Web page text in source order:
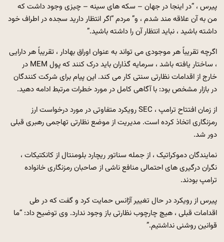
پیرس ، “در اینجا در جهان – سکه های سینه – چیزی وجود داشت که
من به آن علاقه مند شدم ، و” مردم “اگر انتظار دارید سجده در اطراف خود
داشته باشید ، نباید انتظار آن را داشته باشید.”
اگرچه تقریباً هر موجودی می تواند به عنوان اوراق بهادار ، تقریباً هر دارایی
، ساختار یافته باشد ، سرمایه گذاران باید درک کنند که پول MEM در
خارج از اقدامات نظارتی سنتی کار می کند. این پیام برای شرکت کنندگان
در بازار مشخص بود: با آگاهی کامل در مورد خطرات مرتبط ادامه دهید.
از زمان افتتاح ترامپ ، SEC رویکرد متفاوتی در مورد درخواست ارز
رمزنگاری اتخاذ کرده است. مدیریت از موضع نظارتی تهاجمی رهبری قبلی
دور شد.
نمایندگان دموکراتیک ، از جمله سناتور ریچارد بلومنتال از کانکتیکات ،
نگران درگیری های احتمالی منافع ناشی از صاحبان رمزنگاری خانواده
ترامپ بودند.
پیرس از رویکرد در حال تغییر آژانس حمایت کرد و گفت که در طی
اقدامات قبلی ، هیچ چارچوب نظارتی باز وجود ندارد. وی توضیح داد: “ما
قوانین روشنی نداشتیم.”